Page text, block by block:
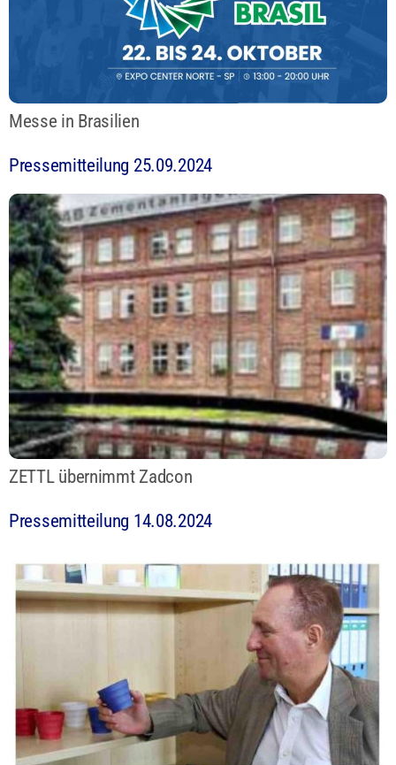
Messe in Brasilien
Pressemitteilung 25.09.2024
ZETTL übernimmt Zadcon
Pressemitteilung 14.08.2024